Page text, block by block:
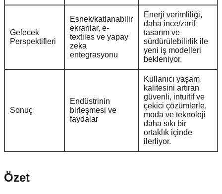
Gelecek
Perspektifleri
Esnek/katlanabilir
ekranlar, e-
textiles ve yapay
zeka
entegrasyonu
Enerji verimliliği,
daha ince/zarif
tasarım ve
sürdürülebilirlik ile
yeni iş modelleri
bekleniyor.
Sonuç
Endüstrinin
birleşmesi ve
faydalar
Kullanıcı yaşam
kalitesini artıran
güvenli, intuitif ve
çekici çözümlerle,
moda ve teknoloji
daha sıkı bir
ortaklık içinde
ilerliyor.
Özet